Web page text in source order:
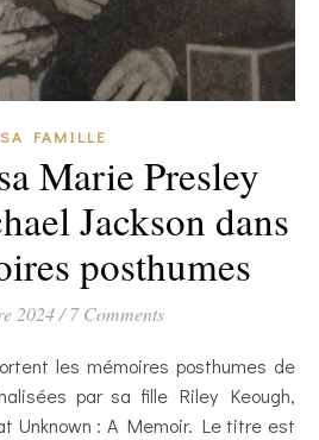
SA FAMILLE
Marie Presley
Jackson dans
posthumes
2024/ 7 Comments
par sa fille Riley Keough,
Unknown : A Memoir. Le titre est